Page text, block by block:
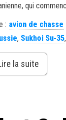
qui
: avion de chasse
, Sukhoi Su-35,
la suite